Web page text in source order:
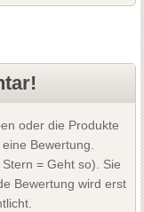
oder die Produkte
Bewertung.
= Geht so). Sie
Bewertung wird erst